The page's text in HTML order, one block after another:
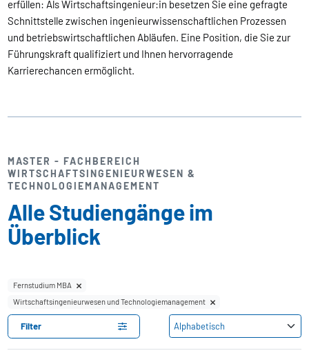
erfüllen: Als Wirtschaftsingenieur:in besetzen Sie eine gefragte
Schnittstelle zwischen ingenieurwissenschaftlichen Prozessen
und betriebswirtschaftlichen Abläufen. Eine Position, die Sie zur
Führungskraft qualifiziert und Ihnen hervorragende
Karrierechancen ermöglicht.
MASTER - FACHBEREICH
WIRTSCHAFTSINGENIEURWESEN &
TECHNOLOGIEMANAGEMENT
Alle Studiengänge im
Überblick
Fernstudium MBA
Wirtschaftsingenieurwesen und Technologiemanagement
Filter